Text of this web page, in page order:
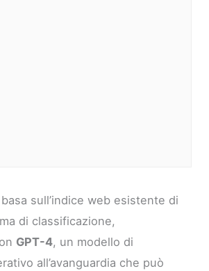
sull’indice web esistente di
di classificazione,
GPT-4, un modello di
all’avanguardia che può